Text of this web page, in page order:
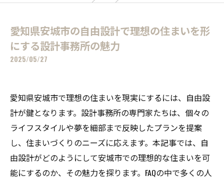
愛知県安城市の自由設計で理想の住まいを形
にする設計事務所の魅力
2025/05/27
愛知県安城市で理想の住まいを現実にするには、自由設
計が鍵となります。設計事務所の専門家たちは、個々の
ライフスタイルや夢を細部まで反映したプランを提案
し、住まいづくりのニーズに応えます。本記事では、自
由設計がどのようにして安城市での理想的な住まいを可
能にするのか、その魅力を探ります。FAQの中で多くの人